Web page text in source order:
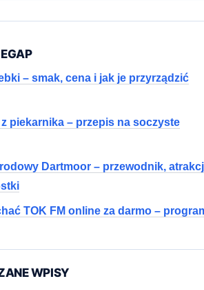
– smak, cena i jak je przyrządzić
z piekarnika – przepis na soczyste
Dartmoor – przewodnik,
TOK FM online za darmo –
WPISY